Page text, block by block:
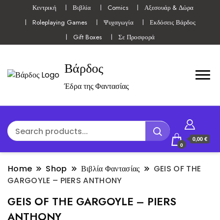
Κεντρική Βιβλία Comics
Αξεσουάρ & Δώρα
Roleplaying Games
Ψυχαγωγία
Εκδόσεις Βάρδος
Gift Boxes
Σε Προσφορά
Βάρδος
Έδρα της Φαντασίας
0
0,00 €
Home Shop Βιβλία Φαντασίας
GEIS OF THE
GARGOYLE – PIERS ANTHONY
GEIS OF THE GARGOYLE – PIERS
ANTHONY